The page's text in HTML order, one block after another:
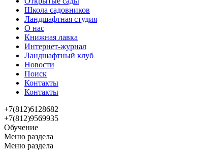
Школа садовников
Ландшафтная студия
О нас
Книжная лавка
Интернет-журнал
Ландшафтный клуб
Новости
Поиск
Контакты
Контакты
+7(812)6128682
+7(812)9569935
Обучение
Меню раздела
Меню раздела